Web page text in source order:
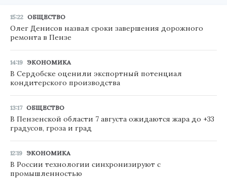
15:22 ОБЩЕСТВО
Олег Денисов назвал сроки завершения дорожного
ремонта в Пензе
14:19 ЭКОНОМИКА
В Сердобске оценили экспортный потенциал
кондитерского производства
13:17 ОБЩЕСТВО
В Пензенской области 7 августа ожидаются жара до +33
градусов, гроза и град
12:19 ЭКОНОМИКА
В России технологии синхронизируют с
промышленностью